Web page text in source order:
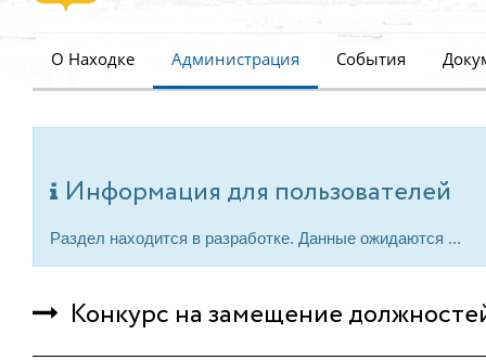
О Находке Администрация События
Информация для пользователей
Раздел находится в разработке. Данные ожидаются ...
Конкурс на замещение